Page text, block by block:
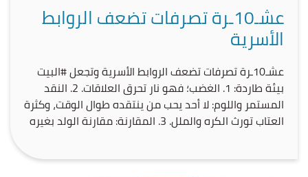
عشـ10ـرة تصرفات تضعف الروابط
الأسرية
بيئة طاردة: ‏1. الغضب؛ فهو نار تحرق العلاقات. ‏2. النقد
المستمر واللوم: لا أحد يحب من ينتقده طوال الوقت، وكثرة
العتاب تورث الكره والملل. ‏3. المقارنة: مقارنة الولد بغيره
العاطفي والحسي: غياب الكلمة الطيبة، واللمسة الحانية،